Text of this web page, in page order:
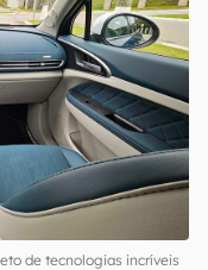
de tecnologias incríveis